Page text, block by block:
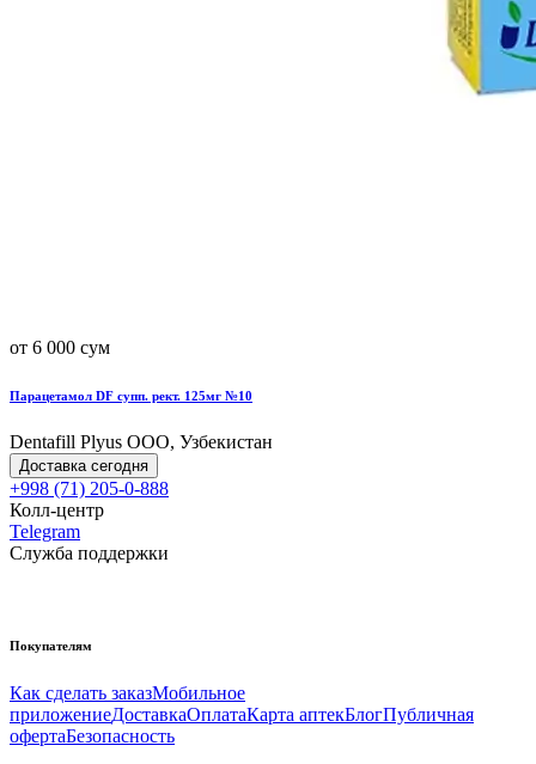
от 6 000 сум
Парацетамол DF супп. рект. 125мг №10
Dentafill Plyus OOO, Узбекистан
Доставка сегодня
+998 (71) 205-0-888
Колл-центр
Telegram
Служба поддержки
Покупателям
Как сделать заказМобильное
приложениеДоставкаОплатаКарта аптекБлогПубличная
офертаБезопасность